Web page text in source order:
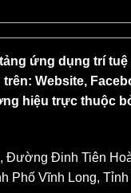
ứng dụng trí tuệ
Website,
hiệu trực thuộc
Đường Đinh Tiên
Phố Vĩnh Long,